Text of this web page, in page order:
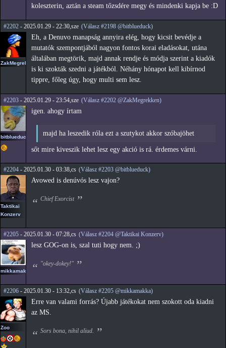
koleszterin, aztán a steam tőzsdére megy és mindenki kapja be :D
#2202 - 2025.01.29 - 22:30,sze (Válasz #2198 @bitblueduck)
ZakMegrekken
Eh, a Denuvo manapság annyira elég, hogy kicsit bevédje a
mutatók szempontjából nagyon fontos korai eladásokat, utána
általában megtörik, majd annak rendje és módja szerint a kiadók
is ki szokták szedni a játékból. Néhány hónapot kell kibírnod
tippre, főleg úgy, hogy multi sem lesz.
#2203 - 2025.01.29 - 23:54,sze (Válasz #2202 @ZakMegrekken)
bitblueduck
igen. ahogy írtam
majd ha leszedik róla ezt a szutykot akkor szóbajöhet
sőt mire kiveszik lehet lesz egy akció is rá. érdemes várni.
#2204 - 2025.01.30 - 03:38,cs (Válasz #2203 @bitblueduck)
Taktikai
Konzerv
Avowed is denúvós lesz vajon?
Chief Exorcist
#2205 - 2025.01.30 - 07:28,cs (Válasz #2204 @Taktikai Konzerv)
mikkamakka
lesz GOG-on is, szal tuti hogy nem. ;)
"okey-dokey!"
#2206 - 2025.01.30 - 13:32,cs (Válasz #2205 @mikkamakka)
Zoo
Erre van valami forrás? Újabb játékokat nem szokott oda kiadni
az MS.
Sors bona, nihil aliud.